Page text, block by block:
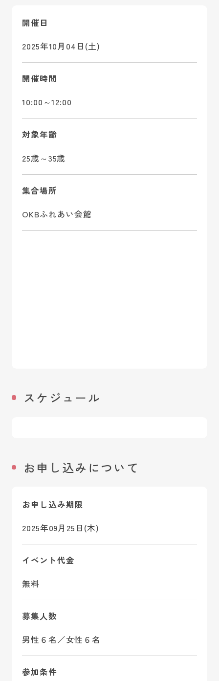
開催日
2025年10月04日(土)
開催時間
10:00～12:00
対象年齢
25歳～35歳
集合場所
OKBふれあい会館
スケジュール
お申し込みについて
お申し込み期限
2025年09月25日(木)
イベント代金
無料
募集人数
男性６名／女性６名
参加条件